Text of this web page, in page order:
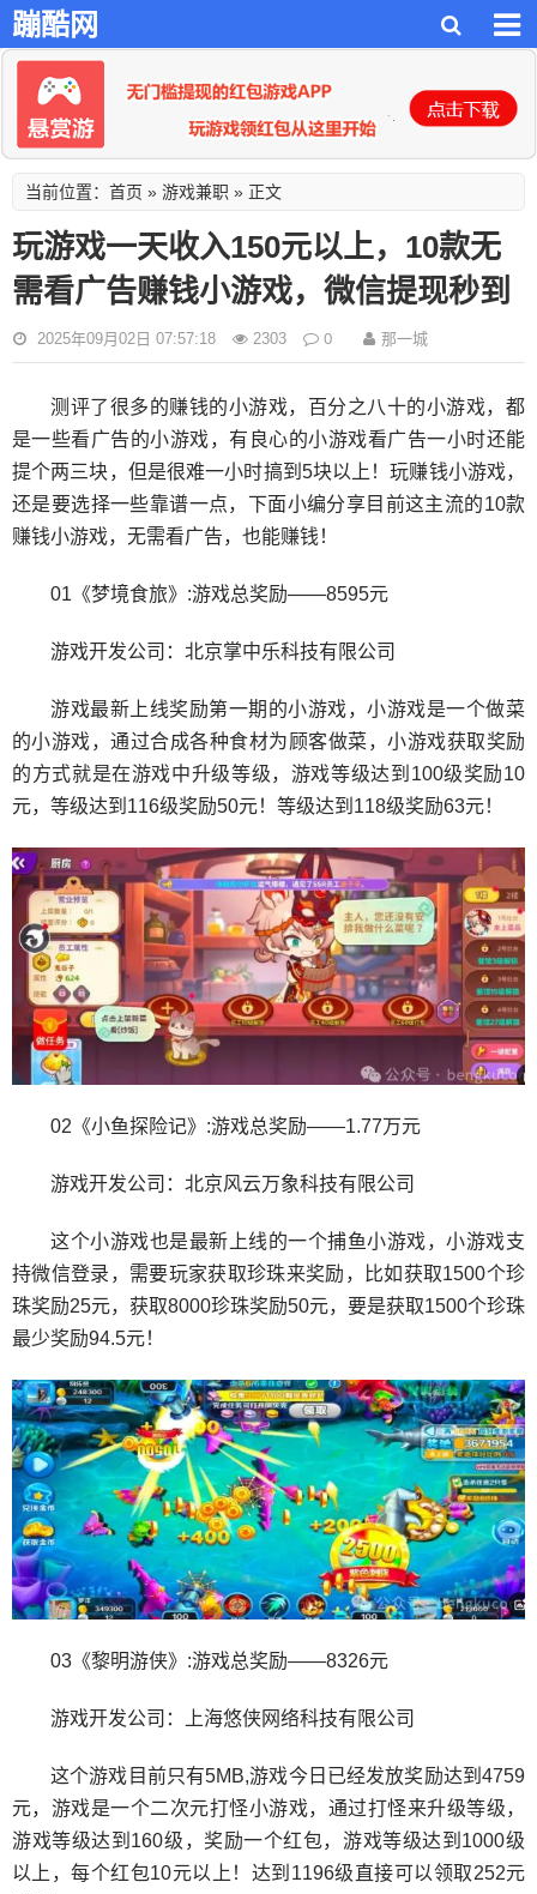
蹦酷网
当前位置： 首页 » 游戏兼职 » 正文
玩游戏一天收入150元以上，10款无
需看广告赚钱小游戏，微信提现秒到
2025年09月02日 07:57:18 2303 0 那一城
测评了很多的赚钱的小游戏，百分之八十的小游戏，都
是一些看广告的小游戏，有良心的小游戏看广告一小时还能
提个两三块，但是很难一小时搞到5块以上！玩赚钱小游戏，
还是要选择一些靠谱一点，下面小编分享目前这主流的10款
赚钱小游戏，无需看广告，也能赚钱！
01《梦境食旅》:游戏总奖励——8595元
游戏开发公司：北京掌中乐科技有限公司
游戏最新上线奖励第一期的小游戏，小游戏是一个做菜
的小游戏，通过合成各种食材为顾客做菜，小游戏获取奖励
的方式就是在游戏中升级等级，游戏等级达到100级奖励10
元，等级达到116级奖励50元！等级达到118级奖励63元！
02《小鱼探险记》:游戏总奖励——1.77万元
游戏开发公司：北京风云万象科技有限公司
这个小游戏也是最新上线的一个捕鱼小游戏，小游戏支
持微信登录，需要玩家获取珍珠来奖励，比如获取1500个珍
珠奖励25元，获取8000珍珠奖励50元，要是获取1500个珍珠
最少奖励94.5元！
03《黎明游侠》:游戏总奖励——8326元
游戏开发公司：上海悠侠网络科技有限公司
这个游戏目前只有5MB,游戏今日已经发放奖励达到4759
元，游戏是一个二次元打怪小游戏，通过打怪来升级等级，
游戏等级达到160级，奖励一个红包，游戏等级达到1000级
以上，每个红包10元以上！达到1196级直接可以领取252元